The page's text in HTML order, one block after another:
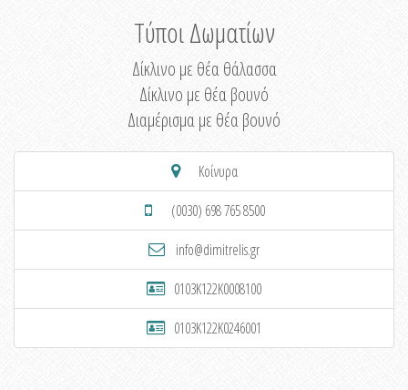
Τύποι Δωματίων
Δίκλινο με θέα θάλασσα
Δίκλινο με θέα βουνό
Διαμέρισμα με θέα βουνό
Κοίνυρα
(0030) 698 765 8500
info@dimitrelis.gr
0103K122K0008100
0103K122K0246001